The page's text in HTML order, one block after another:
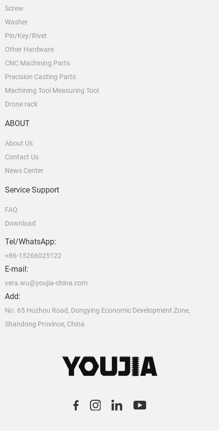
Screw
Washer
Pin/Key/Rivet
Other Hardware
CNC Machining Parts
Precision Casting Parts
Machining Tool Measuring Tool
Drone rack
ABOUT
About Us
Contact Us
News Center
Service Support
FAQ
Download
Tel/WhatsApp:
+86-15266025122
E-mail:
vera.wu@youjia-china.com
Add:
No. 65 Huzhou Road, Dongying Economic Development Zone,
Shandong Province, China